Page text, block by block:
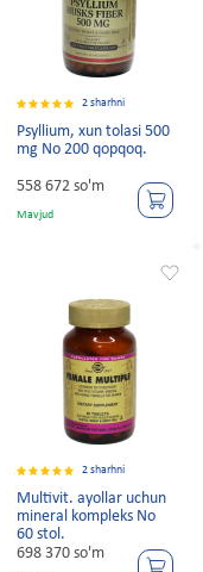
2 sharhni
Psyllium, xun tolasi 500
mg No 200 qopqoq.
558 672 so'm
Mavjud
2 sharhni
Multivit. ayollar uchun
mineral kompleks No
60 stol.
698 370 so'm